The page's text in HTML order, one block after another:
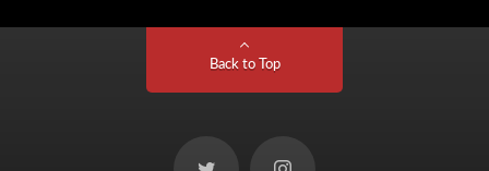
Back to Top